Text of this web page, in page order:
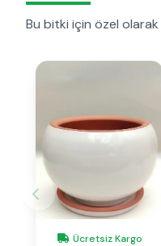
Bu bitki için özel olarak
Ücretsiz Kargo